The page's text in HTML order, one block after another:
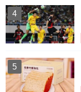
4
5